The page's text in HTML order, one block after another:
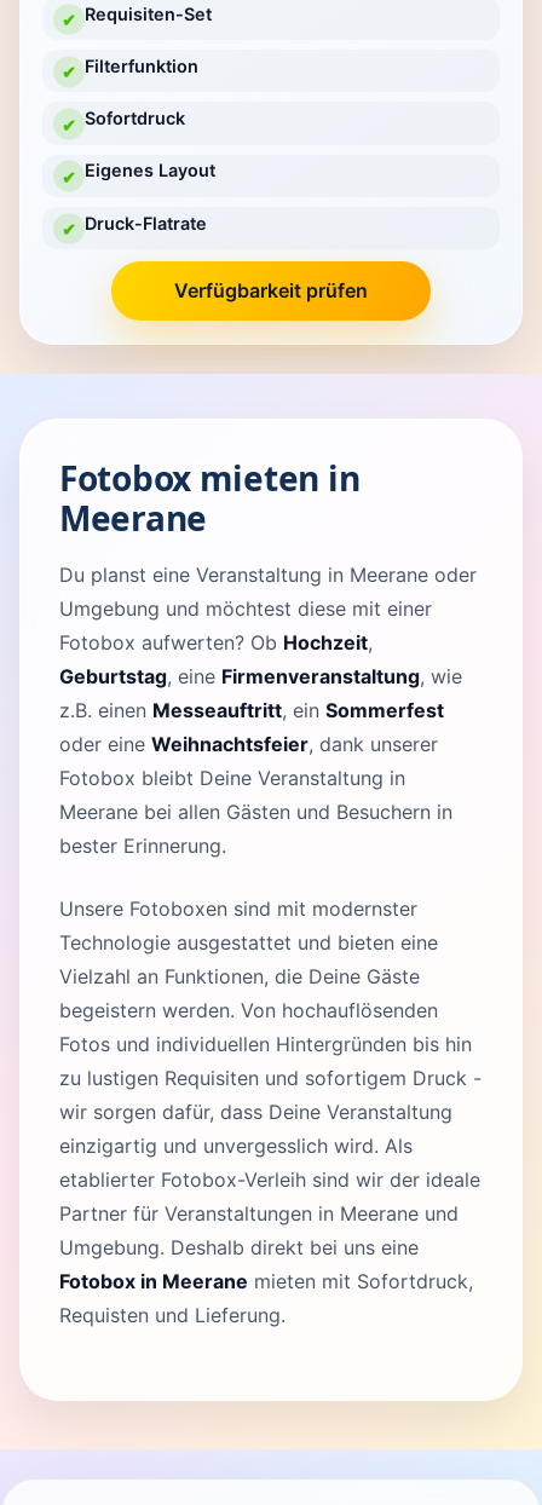
✔ Requisiten-Set
✔ Filterfunktion
✔ Sofortdruck
✔ Eigenes Layout
✔ Druck-Flatrate
Verfügbarkeit prüfen
Fotobox mieten in
Meerane
Du planst eine Veranstaltung in Meerane oder
Umgebung und möchtest diese mit einer
Fotobox aufwerten? Ob Hochzeit,
Geburtstag, eine Firmenveranstaltung, wie
z.B. einen Messeauftritt, ein Sommerfest
oder eine Weihnachtsfeier, dank unserer
Fotobox bleibt Deine Veranstaltung in
Meerane bei allen Gästen und Besuchern in
bester Erinnerung.
Unsere Fotoboxen sind mit modernster
Technologie ausgestattet und bieten eine
Vielzahl an Funktionen, die Deine Gäste
begeistern werden. Von hochauflösenden
Fotos und individuellen Hintergründen bis hin
zu lustigen Requisiten und sofortigem Druck -
wir sorgen dafür, dass Deine Veranstaltung
einzigartig und unvergesslich wird. Als
etablierter Fotobox-Verleih sind wir der ideale
Partner für Veranstaltungen in Meerane und
Umgebung. Deshalb direkt bei uns eine
Fotobox in Meerane mieten mit Sofortdruck,
Requisten und Lieferung.